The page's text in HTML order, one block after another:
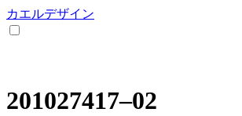
カエルデザイン
201027417–02